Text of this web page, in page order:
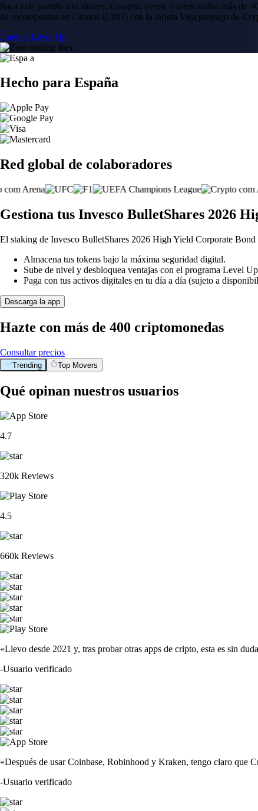
Saca más partido a tu dinero. Compra, vende o intercambia más de
de recompensas en Cronos (CRO) con la tarjeta Visa prepago de
Únete a Level Up
Hecho para España
Red global de colaboradores
Gestiona tus Invesco BulletShares 2026
El staking de Invesco BulletShares 2026 High Yield Corporate
Almacena tus tokens bajo la máxima seguridad digital.
Sube de nivel y desbloquea ventajas con el programa Level
Paga con tus activos digitales en tu día a día (sujeto a
Descarga la app
Hazte con más de 400 criptomonedas
Consultar precios
Trending Top Movers
Qué opinan nuestros usuarios
4.7
320k Reviews
4.5
660k Reviews
«Llevo desde 2021 y, tras probar otras apps de cripto, esta es sin
-Usuario verificado
«Después de usar Coinbase, Robinhood y Kraken, tengo claro que
-Usuario verificado